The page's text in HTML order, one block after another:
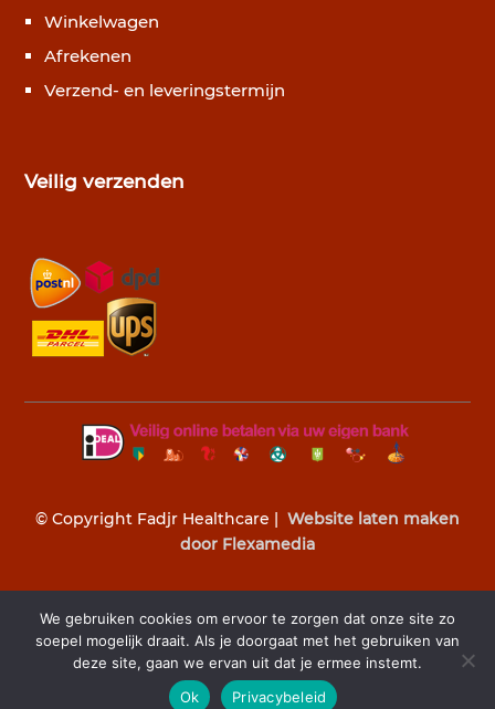
Winkelwagen
Afrekenen
Verzend- en leveringstermijn
Veilig verzenden
© Copyright Fadjr Healthcare | Website laten maken
door Flexamedia
Z
We gebruiken cookies om ervoor te zorgen dat onze site zo
soepel mogelijk draait. Als je doorgaat met het gebruiken van
deze site, gaan we ervan uit dat je ermee instemt.
Ok
Privacybeleid